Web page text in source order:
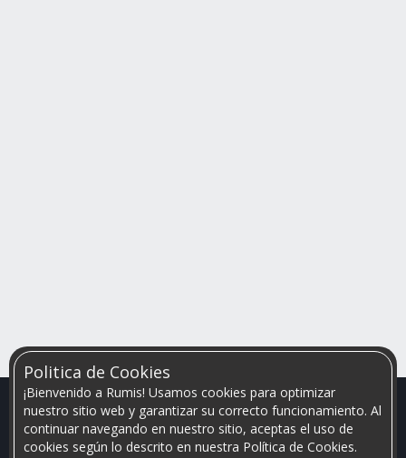
Politica de Cookies
¡Bienvenido a Rumis! Usamos cookies para optimizar
nuestro sitio web y garantizar su correcto funcionamiento. Al
continuar navegando en nuestro sitio, aceptas el uso de
cookies según lo descrito en nuestra Política de Cookies.